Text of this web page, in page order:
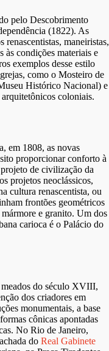
pelo Descobrimento
(1822). As
renascentistas, maneiristas,
às condições materiais e
exemplos desse estilo
como o Mosteiro de
Histórico Nacional) e
coloniais.
em 1808, as novas
proporcionar conforto à
de civilização da
projetos neoclássicos,
cultura renascentista, ou
frontões geométricos
e granito. Um dos
carioca é o Palácio do
do século XVIII,
dos criadores em
monumentais, a base
cônicas apontadas
No Rio de Janeiro,
do Real Gabinete